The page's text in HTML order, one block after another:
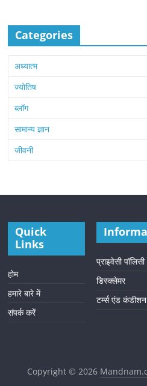
Categories
अध्यात्म
ज्योतिष
ब्लॉग
सामान्य ज्ञान
जीवनी
Quick
Links
होम
हमारे बारे में
संपर्क करें
प्राइवेसी पॉलिसी
डिस्क्लेमर
टर्म्स एंड कंडीशन
Copyright © 2026